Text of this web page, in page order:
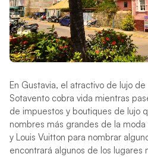
En Gustavia, el atractivo de lujo
Sotavento cobra vida mientras
de impuestos y boutiques de lujo
nombres más grandes de la
y Louis Vuitton para nombrar
encontrará algunos de los